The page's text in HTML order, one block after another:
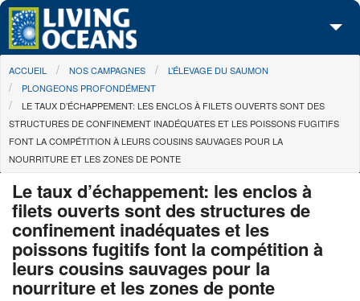
Skip to main content
À propos de nous
Nos campagnes
Centre des Médias
Passez à l'action
You are here
ACCUEIL NOS CAMPAGNES
L’ÉLEVAGE DU SAUMON
PLONGEONS PROFONDÉMENT
LE TAUX D’ÉCHAPPEMENT: LES ENCLOS À FILETS OUVERTS SONT DES
STRUCTURES DE CONFINEMENT INADÉQUATES ET LES POISSONS FUGITIFS
FONT LA COMPÉTITION À LEURS COUSINS SAUVAGES POUR LA
NOURRITURE ET LES ZONES DE PONTE
Le taux d’échappement: les enclos à
filets ouverts sont des structures de
confinement inadéquates et les
poissons fugitifs font la compétition à
leurs cousins sauvages pour la
nourriture et les zones de ponte